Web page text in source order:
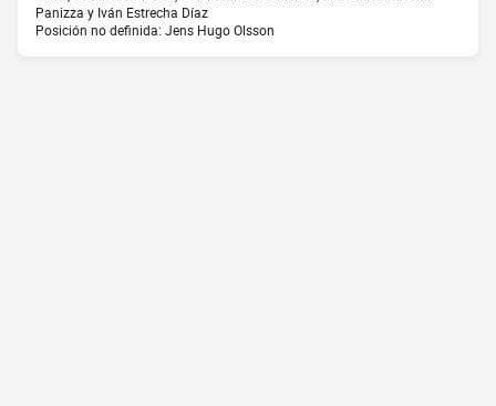
Panizza y Iván Estrecha Díaz
Posición no definida: Jens Hugo Olsson